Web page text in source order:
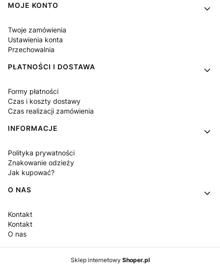
MOJE KONTO
Twoje zamówienia
Ustawienia konta
Przechowalnia
PŁATNOŚCI I DOSTAWA
Formy płatności
Czas i koszty dostawy
Czas realizacji zamówienia
INFORMACJE
Polityka prywatności
Znakowanie odzieży
Jak kupować?
O NAS
Kontakt
Kontakt
O nas
Sklep internetowy Shoper.pl